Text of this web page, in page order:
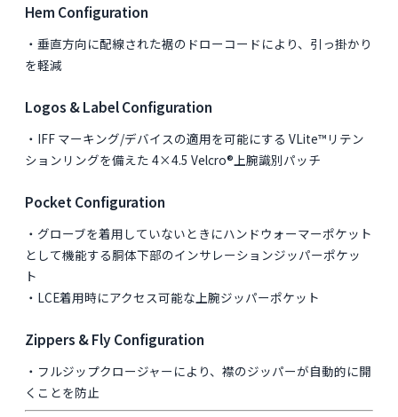
Hem Configuration
・垂直方向に配線された裾のドローコードにより、引っ掛かり
を軽減
Logos & Label Configuration
・IFF マーキング/デバイスの適用を可能にする VLite™リテン
ションリングを備えた 4×4.5 Velcro®上腕識別パッチ
Pocket Configuration
・グローブを着用していないときにハンドウォーマーポケット
として機能する胴体下部のインサレーションジッパーポケッ
ト
・LCE着用時にアクセス可能な上腕ジッパーポケット
Zippers & Fly Configuration
・フルジップクロージャーにより、襟のジッパーが自動的に開
くことを防止